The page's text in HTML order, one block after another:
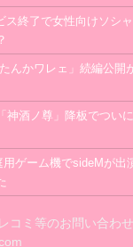
ス終了で女性向けソシ
んかワレェ」続編公開
神酒ノ尊」降板でつい
用ゲーム機でsideMが出
コミ等のお問い合わ